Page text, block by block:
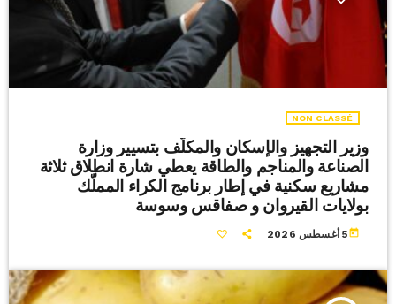
NON CLASSÉ
وزير التجهيز والإسكان والمكلّف بتسيير وزارة
الصناعة والمناجم والطاقة يعطي شارة انطلاق ثلاثة
مشاريع سكنية في إطار برنامج الكراء المملّك
بولايات القيروان و صفاقس وسوسة
today 5 أغسطس 2026